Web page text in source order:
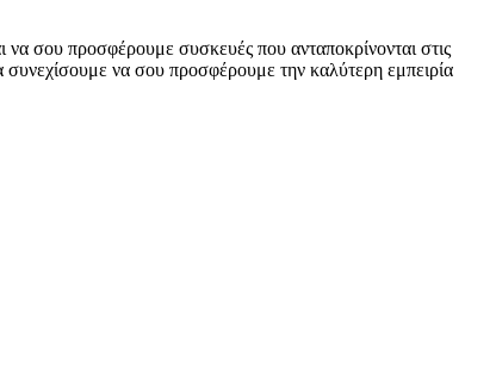
να σου προσφέρουμε συσκευές που ανταποκρίνονται στις
συνεχίσουμε να σου προσφέρουμε την καλύτερη εμπειρία